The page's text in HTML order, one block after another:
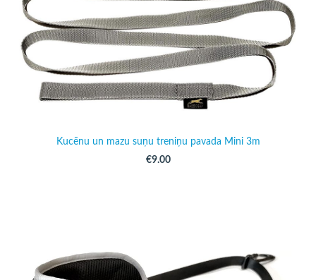
Kucēnu un mazu suņu treniņu pavada Mini 3m
€9.00